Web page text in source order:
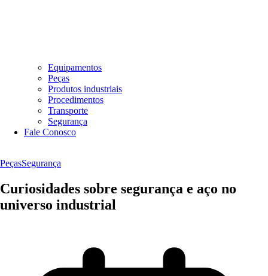
Equipamentos
Peças
Produtos industriais
Procedimentos
Transporte
Segurança
Fale Conosco
PeçasSegurança
Curiosidades sobre segurança e aço no
universo industrial